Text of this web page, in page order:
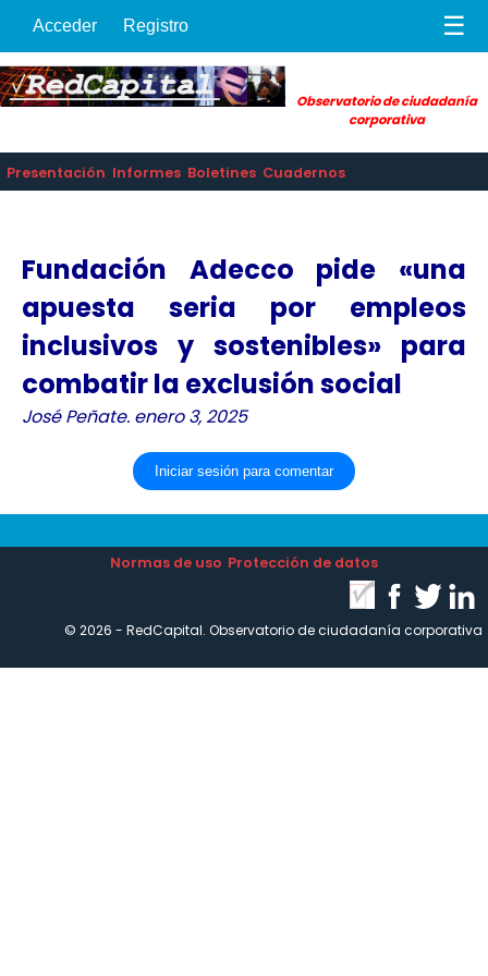
Acceder Registro ☰
Observatorio de ciudadanía
corporativa
Presentación Informes Boletines Cuadernos
Fundación Adecco pide «una
apuesta seria por empleos
inclusivos y sostenibles» para
combatir la exclusión social
José Peñate. enero 3, 2025
Iniciar sesión para comentar
Normas de uso Protección de datos
© 2026 - RedCapital. Observatorio de ciudadanía corporativa